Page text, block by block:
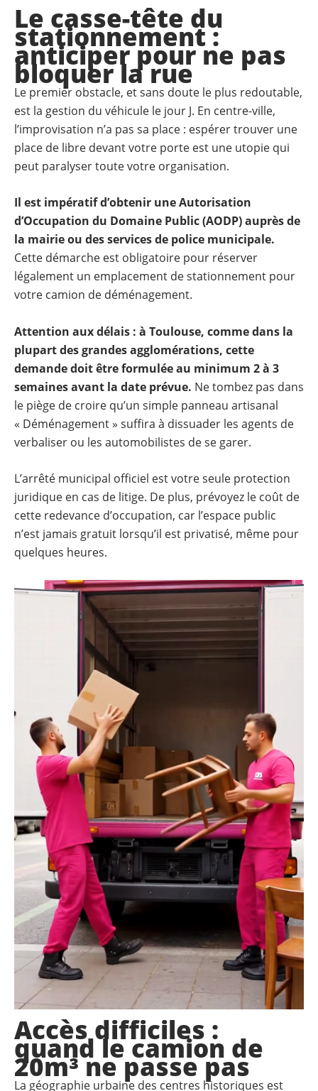
Le casse-tête du
stationnement :
anticiper pour ne pas
bloquer la rue
Le premier obstacle, et sans doute le plus redoutable,
est la gestion du véhicule le jour J. En centre-ville,
l’improvisation n’a pas sa place : espérer trouver une
place de libre devant votre porte est une utopie qui
peut paralyser toute votre organisation.
Il est impératif d’obtenir une Autorisation
d’Occupation du Domaine Public (AODP) auprès de
la mairie ou des services de police municipale.
Cette démarche est obligatoire pour réserver
légalement un emplacement de stationnement pour
votre camion de déménagement.
Attention aux délais : à Toulouse, comme dans la
plupart des grandes agglomérations, cette
demande doit être formulée au minimum 2 à 3
semaines avant la date prévue. Ne tombez pas dans
le piège de croire qu’un simple panneau artisanal
« Déménagement » suffira à dissuader les agents de
verbaliser ou les automobilistes de se garer.
L’arrêté municipal officiel est votre seule protection
juridique en cas de litige. De plus, prévoyez le coût de
cette redevance d’occupation, car l’espace public
n’est jamais gratuit lorsqu’il est privatisé, même pour
quelques heures.
Accès difficiles :
quand le camion de
20m³ ne passe pas
La géographie urbaine des centres historiques est